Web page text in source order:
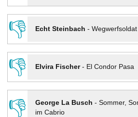
👎
Echt Steinbach - Wegwerfsoldat
👎
Elvira Fischer- El Condor Pasa
👎
George La Busch - Sommer,
im Cabrio